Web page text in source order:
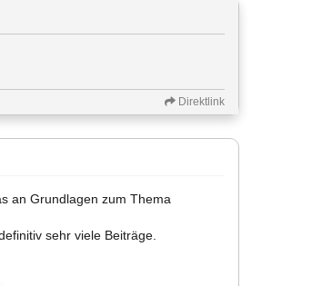
Direktlink
an Grundlagen zum Thema
sehr viele Beiträge.